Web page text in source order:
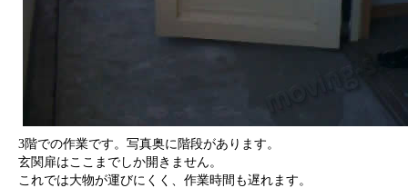
3階での作業です。写真奥に階段があります。
玄関扉はここまでしか開きません。
これでは大物が運びにくく、作業時間も遅れます。